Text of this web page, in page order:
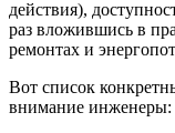
действия),
раз вложившись в
ремонтах и
Вот список
внимание инженеры: